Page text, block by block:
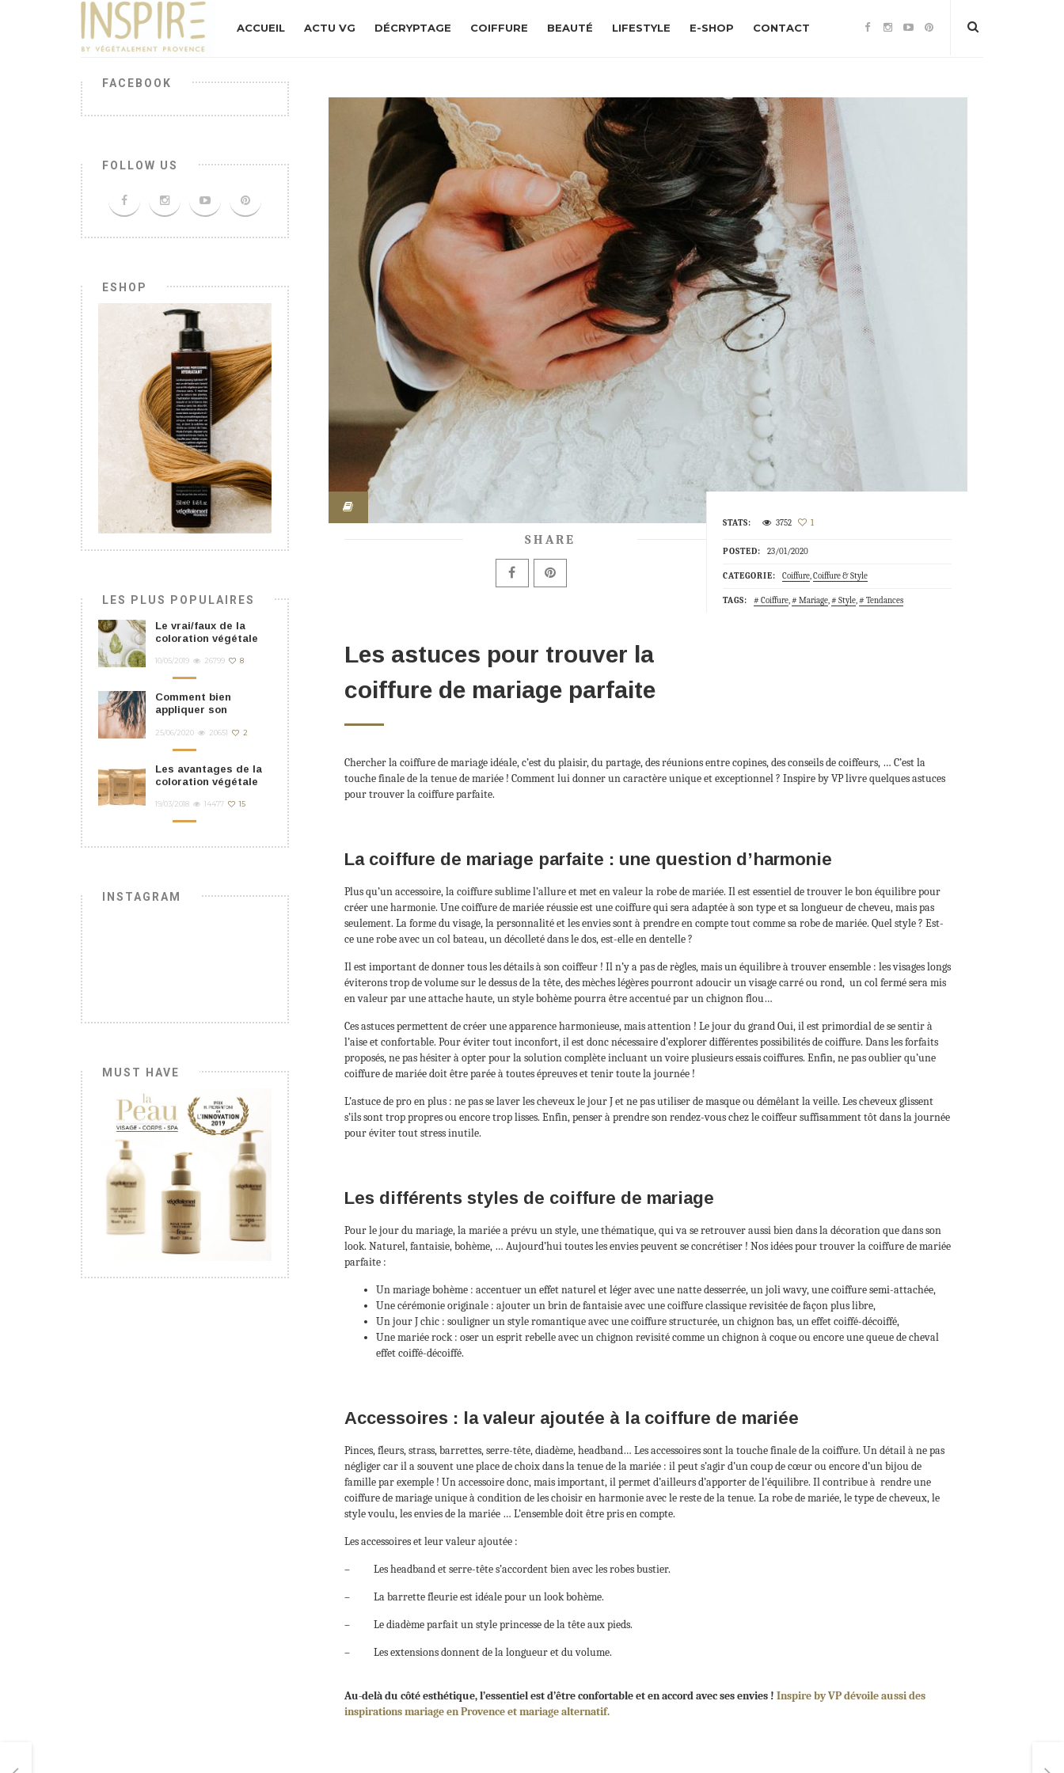
ACCUEIL ACTU VG DÉCRYPTAGE COIFFURE BEAUTÉ LIFESTYLE E-SHOP CONTACT
FACEBOOK
FOLLOW US
ESHOP
LES PLUS POPULAIRES
Le vrai/faux de la
coloration végétale
10/05/2019 26799 8
Comment bien
appliquer son
25/06/2020 20651 2
Les avantages de la
coloration végétale
19/03/2018 14477 15
INSTAGRAM
MUST HAVE
STATS: 3752 1
POSTED: 23/01/2020
CATEGORIE: Coiffure,Coiffure & Style
TAGS: Coiffure, Mariage, Style, Tendances
SHARE
Les astuces pour trouver la
coiffure de mariage parfaite
Chercher la coiffure de mariage idéale, c’est du plaisir, du partage, des réunions entre copines, des conseils de coiffeurs, … C’est la
touche finale de la tenue de mariée ! Comment lui donner un caractère unique et exceptionnel ? Inspire by VP livre quelques astuces
pour trouver la coiffure parfaite.
La coiffure de mariage parfaite : une question d’harmonie
Plus qu’un accessoire, la coiffure sublime l’allure et met en valeur la robe de mariée. Il est essentiel de trouver le bon équilibre pour
créer une harmonie. Une coiffure de mariée réussie est une coiffure qui sera adaptée à son type et sa longueur de cheveu, mais pas
seulement. La forme du visage, la personnalité et les envies sont à prendre en compte tout comme sa robe de mariée. Quel style ? Est-
ce une robe avec un col bateau, un décolleté dans le dos, est-elle en dentelle ?
Il est important de donner tous les détails à son coiffeur ! Il n’y a pas de règles, mais un équilibre à trouver ensemble : les visages longs
éviterons trop de volume sur le dessus de la tête, des mèches légères pourront adoucir un visage carré ou rond, un col fermé sera mis
en valeur par une attache haute, un style bohème pourra être accentué par un chignon flou…
Ces astuces permettent de créer une apparence harmonieuse, mais attention ! Le jour du grand Oui, il est primordial de se sentir à
l’aise et confortable. Pour éviter tout inconfort, il est donc nécessaire d’explorer différentes possibilités de coiffure. Dans les forfaits
proposés, ne pas hésiter à opter pour la solution complète incluant un voire plusieurs essais coiffures. Enfin, ne pas oublier qu’une
coiffure de mariée doit être parée à toutes épreuves et tenir toute la journée !
L’astuce de pro en plus : ne pas se laver les cheveux le jour J et ne pas utiliser de masque ou démêlant la veille. Les cheveux glissent
s’ils sont trop propres ou encore trop lisses. Enfin, penser à prendre son rendez-vous chez le coiffeur suffisamment tôt dans la journée
pour éviter tout stress inutile.
Les différents styles de coiffure de mariage
Pour le jour du mariage, la mariée a prévu un style, une thématique, qui va se retrouver aussi bien dans la décoration que dans son
look. Naturel, fantaisie, bohème, … Aujourd’hui toutes les envies peuvent se concrétiser ! Nos idées pour trouver la coiffure de mariée
parfaite :
Un mariage bohème : accentuer un effet naturel et léger avec une natte desserrée, un joli wavy, une coiffure semi-attachée,
Une cérémonie originale : ajouter un brin de fantaisie avec une coiffure classique revisitée de façon plus libre,
Un jour J chic : souligner un style romantique avec une coiffure structurée, un chignon bas, un effet coiffé-décoiffé,
Une mariée rock : oser un esprit rebelle avec un chignon revisité comme un chignon à coque ou encore une queue de cheval
effet coiffé-décoiffé.
Accessoires : la valeur ajoutée à la coiffure de mariée
Pinces, fleurs, strass, barrettes, serre-tête, diadème, headband… Les accessoires sont la touche finale de la coiffure. Un détail à ne pas
négliger car il a souvent une place de choix dans la tenue de la mariée : il peut s’agir d’un coup de cœur ou encore d’un bijou de
famille par exemple ! Un accessoire donc, mais important, il permet d’ailleurs d’apporter de l’équilibre. Il contribue à rendre une
coiffure de mariage unique à condition de les choisir en harmonie avec le reste de la tenue. La robe de mariée, le type de cheveux, le
style voulu, les envies de la mariée … L’ensemble doit être pris en compte.
Les accessoires et leur valeur ajoutée :
– Les headband et serre-tête s’accordent bien avec les robes bustier.
– La barrette fleurie est idéale pour un look bohème.
– Le diadème parfait un style princesse de la tête aux pieds.
– Les extensions donnent de la longueur et du volume.
Au-delà du côté esthétique, l’essentiel est d’être confortable et en accord avec ses envies ! Inspire by VP dévoile aussi des
inspirations mariage en Provence et mariage alternatif.